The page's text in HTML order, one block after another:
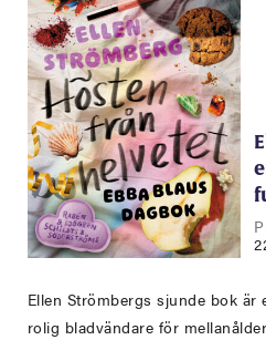
Ellen Strömbergs sjunde bok är
rolig bladvändare för